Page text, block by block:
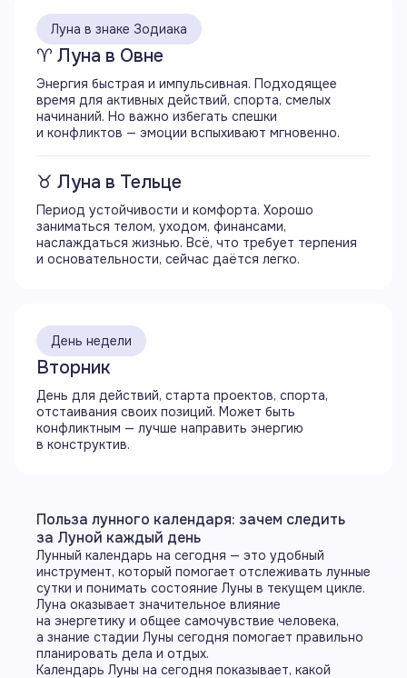
13:42
Завершается аспект оппозиция (180°) Луны
с Венерой
19:59
Восход Луны
Начинается аспект квадрат (90°) Луны
с Юпитером
21:17
Начинается аспект секстиль (60°) Луны
21:47
Начинается аспект трин (120°) Луны
с Меркурием
Свернуть
Луна в знаке Зодиака
♈ Луна в Овне
Энергия быстрая и импульсивная. Подходящее
время для активных действий, спорта, смелых
начинаний. Но важно избегать спешки
и конфликтов — эмоции вспыхивают мгновенно.
♉ Луна в Тельце
Период устойчивости и комфорта. Хорошо
заниматься телом, уходом, финансами,
наслаждаться жизнью. Всё, что требует терпения
и основательности, сейчас даётся легко.
День недели
Вторник
День для действий, старта проектов, спорта,
отстаивания своих позиций. Может быть
конфликтным — лучше направить энергию
в конструктив.
Польза лунного календаря: зачем следить
за Луной каждый день
Лунный календарь на сегодня — это удобный
инструмент, который помогает отслеживать лунные
сутки и понимать состояние Луны в текущем цикле.
Луна оказывает значительное влияние
на энергетику и общее самочувствие человека,
а знание стадии Луны сегодня помогает правильно
планировать дела и отдых.
Календарь Луны на сегодня показывает, какой